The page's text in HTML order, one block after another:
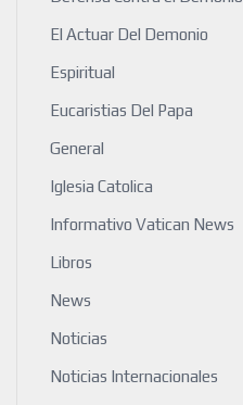
El Actuar Del Demonio
Espiritual
Eucaristias Del Papa
General
Iglesia Catolica
Informativo Vatican News
Libros
News
Noticias
Noticias Internacionales